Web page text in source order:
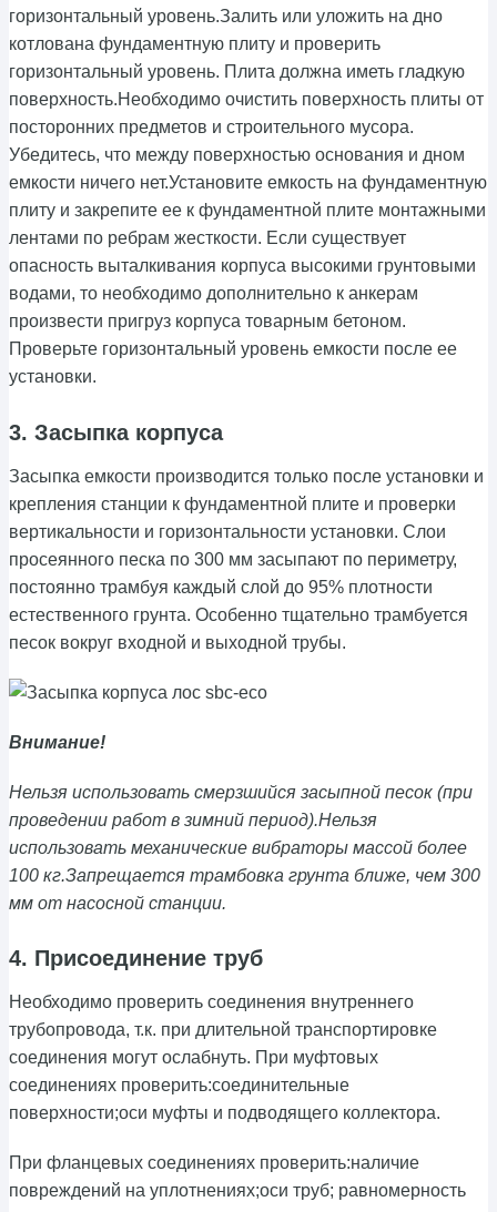
горизонтальный уровень.Залить или уложить на дно
котлована фундаментную плиту и проверить
горизонтальный уровень. Плита должна иметь гладкую
поверхность.Необходимо очистить поверхность плиты от
посторонних предметов и строительного мусора.
Убедитесь, что между поверхностью основания и дном
емкости ничего нет.Установите емкость на фундаментную
плиту и закрепите ее к фундаментной плите монтажными
лентами по ребрам жесткости. Если существует
опасность выталкивания корпуса высокими грунтовыми
водами, то необходимо дополнительно к анкерам
произвести пригруз корпуса товарным бетоном.
Проверьте горизонтальный уровень емкости после ее
установки.
3. Засыпка корпуса
Засыпка емкости производится только после установки и
крепления станции к фундаментной плите и проверки
вертикальности и горизонтальности установки. Слои
просеянного песка по 300 мм засыпают по периметру,
постоянно трамбуя каждый слой до 95% плотности
естественного грунта. Особенно тщательно трамбуется
песок вокруг входной и выходной трубы.
Внимание!
Нельзя использовать смерзшийся засыпной песок (при
проведении работ в зимний период).Нельзя
использовать механические вибраторы массой более
100 кг.Запрещается трамбовка грунта ближе, чем 300
мм от насосной станции.
4. Присоединение труб
Необходимо проверить соединения внутреннего
трубопровода, т.к. при длительной транспортировке
соединения могут ослабнуть. При муфтовых
соединениях проверить:соединительные
поверхности;оси муфты и подводящего коллектора.
При фланцевых соединениях проверить:наличие
повреждений на уплотнениях;оси труб; равномерность